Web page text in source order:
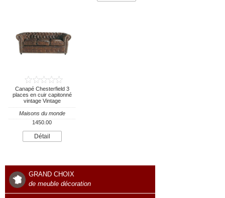
Canapé Chesterfield 3
places en cuir capitonné
vintage Vintage
Maisons du monde
1450.00
Détail
GRAND CHOIX
de meuble décoration